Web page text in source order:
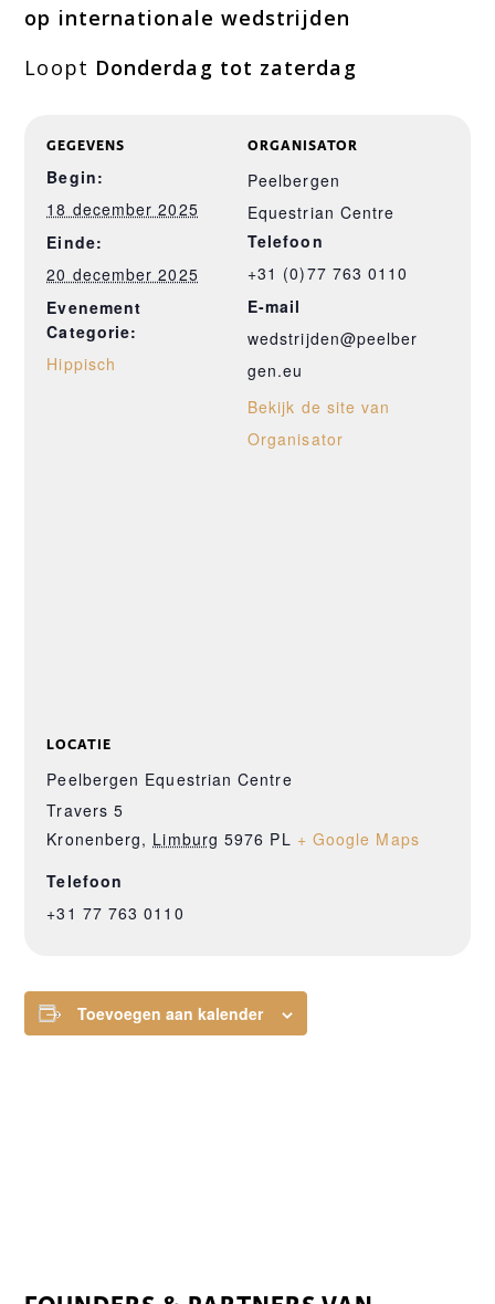
op internationale wedstrijden
Loopt Donderdag tot zaterdag
GEGEVENS
Begin:
18 december 2025
Einde:
20 december 2025
Evenement
Categorie:
Hippisch
ORGANISATOR
Peelbergen
Equestrian Centre
Telefoon
+31 (0)77 763 0110
E-mail
wedstrijden@peelber
gen.eu
Bekijk de site van
Organisator
LOCATIE
Peelbergen Equestrian Centre
Travers 5
Kronenberg, Limburg 5976 PL + Google Maps
Telefoon
+31 77 763 0110
Toevoegen aan kalender